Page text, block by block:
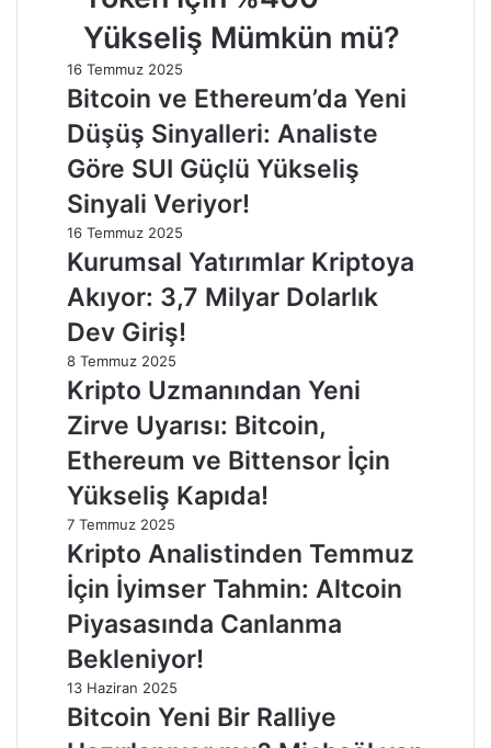
Yükseliş Mümkün mü?
16 Temmuz 2025
Bitcoin ve Ethereum’da Yeni
Düşüş Sinyalleri: Analiste
Göre SUI Güçlü Yükseliş
Sinyali Veriyor!
16 Temmuz 2025
Kurumsal Yatırımlar Kriptoya
Akıyor: 3,7 Milyar Dolarlık
Dev Giriş!
8 Temmuz 2025
Kripto Uzmanından Yeni
Zirve Uyarısı: Bitcoin,
Ethereum ve Bittensor İçin
Yükseliş Kapıda!
7 Temmuz 2025
Kripto Analistinden Temmuz
İçin İyimser Tahmin: Altcoin
Piyasasında Canlanma
Bekleniyor!
13 Haziran 2025
Bitcoin Yeni Bir Ralliye